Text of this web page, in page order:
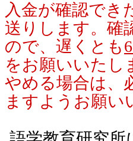
入金が確認でき
送りします。確
ので、遅くとも
をお願いいたし
やめる場合は、
ますようお願い